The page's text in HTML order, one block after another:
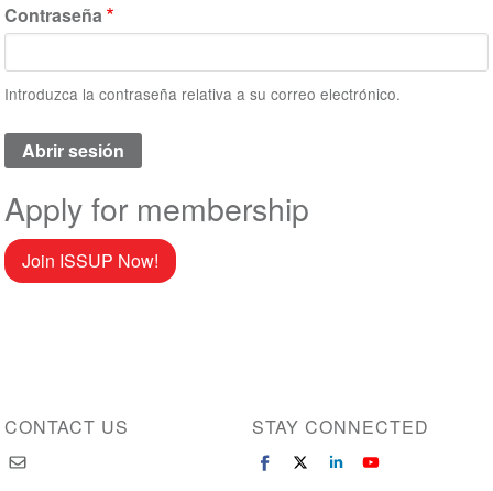
Contraseña
Introduzca la contraseña relativa a su correo electrónico.
Apply for membership
Join ISSUP Now!
CONTACT US STAY CONNECTED